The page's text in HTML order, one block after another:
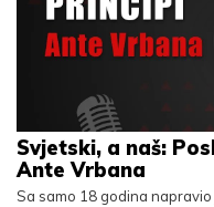
Svjetski, a naš:
Ante Vrbana
Sa samo 18 godina